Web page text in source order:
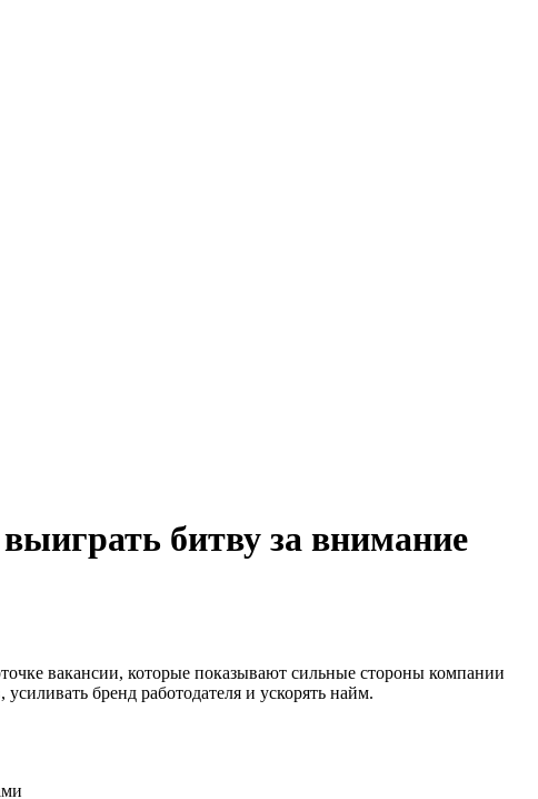
битву за внимание
вакансии, которые показывают сильные стороны компании
бренд работодателя и ускорять найм.